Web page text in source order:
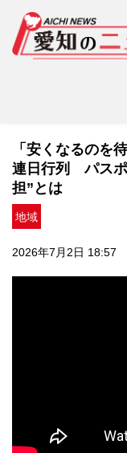
「安くなるのを
連日行列 パスポ
担”とは
地域
2026年7月2日 18:57